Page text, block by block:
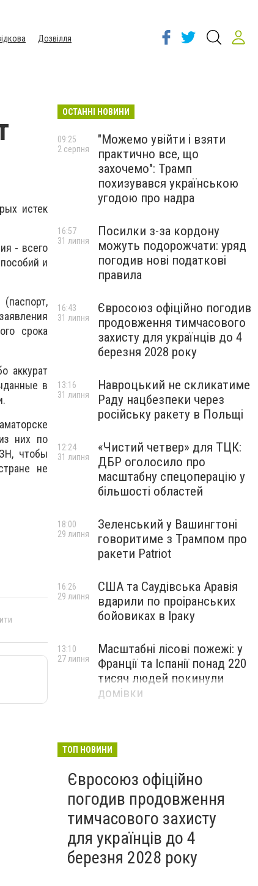
Дозвілля
истек
- всего
и
срока
аккурат
в
них по
чтобы
не
ОСТАННІ НОВИНИ
"Можемо увійти і взяти
практично все, що
захочемо": Трамп
похизувався українською
угодою про надра
09:25
2 серпня
Посилки з-за кордону
можуть подорожчати: уряд
погодив нові податкові
правила
16:57
31 липня
Євросоюз офіційно погодив
продовження тимчасового
захисту для українців до 4
березня 2028 року
16:43
31 липня
Навроцький не скликатиме
Раду нацбезпеки через
російську ракету в Польщі
13:16
31 липня
«Чистий четвер» для ТЦК:
ДБР оголосило про
масштабну спецоперацію у
більшості областей
12:24
31 липня
Зеленський у Вашингтоні
говоритиме з Трампом про
ракети Patriot
18:00
29 липня
США та Саудівська Аравія
вдарили по проіранських
бойовиках в Іраку
16:26
29 липня
Масштабні лісові пожежі: у
Франції та Іспанії понад 220
тисяч людей покинули
домівки
13:10
27 липня
ТОП НОВИНИ
Євросоюз офіційно
погодив продовження
тимчасового захисту
для українців до 4
березня 2028 року